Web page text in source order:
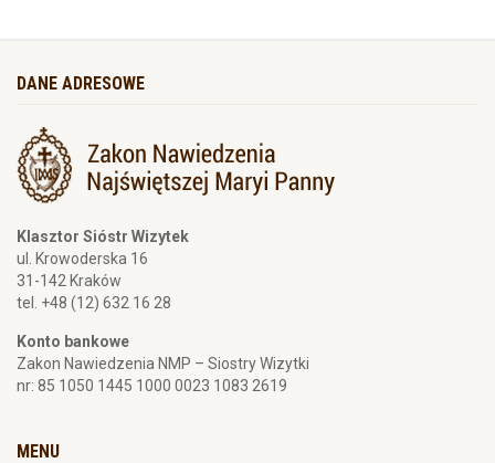
DANE ADRESOWE
Klasztor Sióstr Wizytek
ul. Krowoderska 16
31-142 Kraków
tel. +48 (12) 632 16 28
Konto bankowe
Zakon Nawiedzenia NMP – Siostry Wizytki
nr: 85 1050 1445 1000 0023 1083 2619
MENU